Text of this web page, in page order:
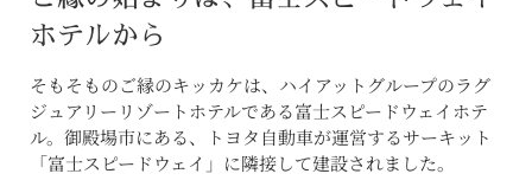
ホテルから
そもそものご縁のキッカケは、ハイアットグループのラグ
ジュアリーリゾートホテルである富士スピードウェイホテ
ル。御殿場市にある、トヨタ自動車が運営するサーキット
「富士スピードウェイ」に隣接して建設されました。